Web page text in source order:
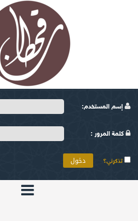
إسم المستخدم:
كلمة المرور :
تذكرني؟